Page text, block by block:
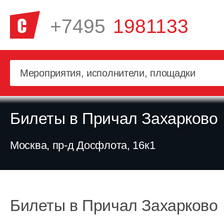
+7495 1981133
Билеты в Причал Захарково
Москва, пр-д Досфлота, 16к1
Билеты в Причал Захарково